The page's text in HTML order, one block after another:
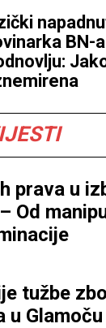
BN-
prava u
Od
tužbe
u Glamoču